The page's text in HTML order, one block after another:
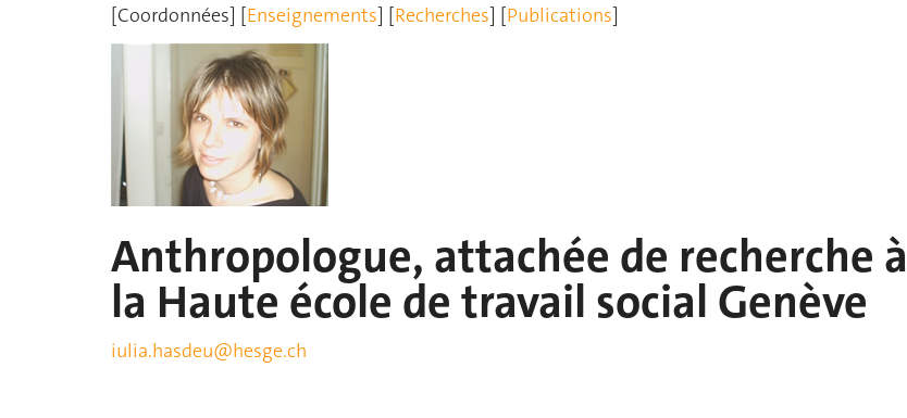
[Coordonnées] [Enseignements] [Recherches] [Publications]
Anthropologue, attachée de recherche à
la Haute école de travail social Genève
iulia.hasdeu@hesge.ch